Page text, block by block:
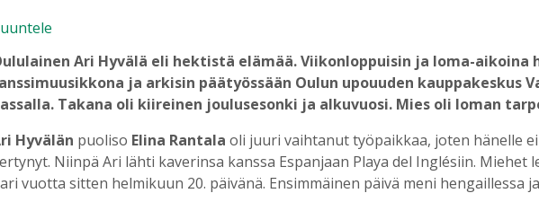
Ari Hyvälä eli hektistä elämää. Viikonloppuisin ja loma-aikoina
ja arkisin päätyössään Oulun upouuden kauppakeskus
Takana oli kiireinen joulusesonki ja alkuvuosi. Mies oli loman
Hyvälän puoliso Elina Rantala oli juuri vaihtanut työpaikkaa, joten hänelle
Niinpä Ari lähti kaverinsa kanssa Espanjaan Playa del Inglésiin. Miehet
vuotta sitten helmikuun 20. päivänä. Ensimmäinen päivä meni hengaillessa